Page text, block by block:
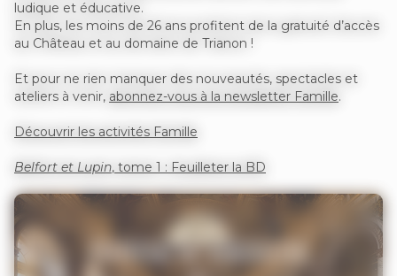
ludique et éducative.
En plus, les moins de 26 ans profitent de la gratuité d’accès
au Château et au domaine de Trianon !
Et pour ne rien manquer des nouveautés, spectacles et
ateliers à venir, abonnez-vous à la newsletter Famille.
Découvrir les activités Famille
Belfort et Lupin, tome 1 : Feuilleter la BD